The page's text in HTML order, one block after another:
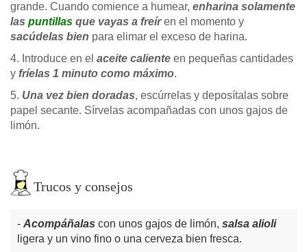
grande. Cuando comience a humear, enharina solamente
las puntillas que vayas a freíren el momento y
sacúdelas bien para elimar el exceso de harina.
4. Introduce en el aceite caliente en pequeñas cantidades
y fríelas 1 minuto como máximo.
5. Una vez bien doradas, escúrrelas y deposítalas sobre
papel secante. Sírvelas acompañadas con unos gajos de
limón.
Trucos y consejos
Acompáñalas con unos gajos de limón, salsa alioli
ligera y un vino fino o una cerveza bien fresca.